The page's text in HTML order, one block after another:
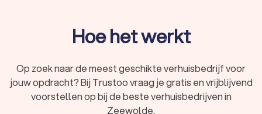
Wat brengt een professioneel verhuisbedrijf
jou?
Professionele verhuizers in Zeewolde hebben jarenlange
ervaring en expertise in het uitvoeren van verhuizingen. Ze
Hoe het werkt
Op zoek naar de meest geschikte verhuisbedrijf voor
jouw opdracht? Bij Trustoo vraag je gratis en vrijblijvend
voorstellen op bij de beste verhuisbedrijven in
Zeewolde.